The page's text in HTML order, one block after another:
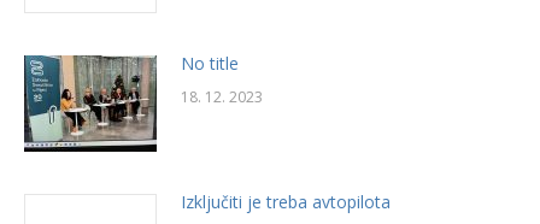
No title
18. 12. 2023
Izključiti je treba avtopilota